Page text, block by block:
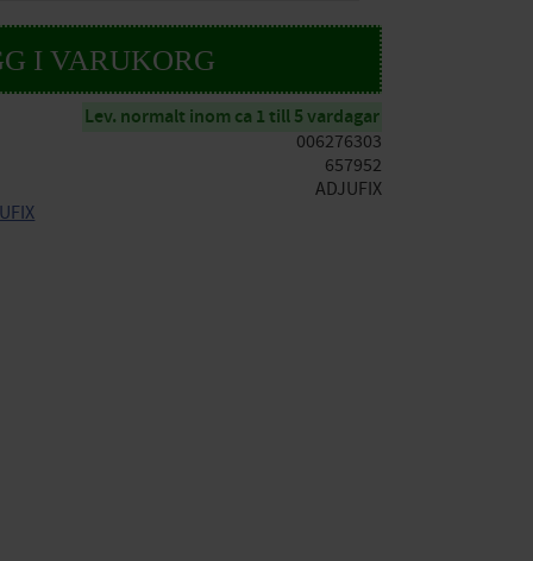
Lev. normalt inom ca 1 till 5 vardagar
006276303
657952
ADJUFIX